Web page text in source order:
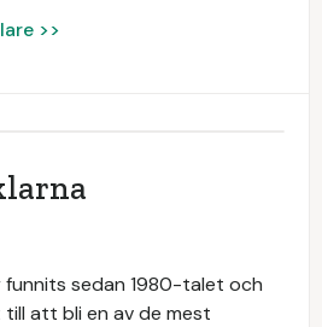
>>
funnits sedan 1980-talet och
att bli en av de mest